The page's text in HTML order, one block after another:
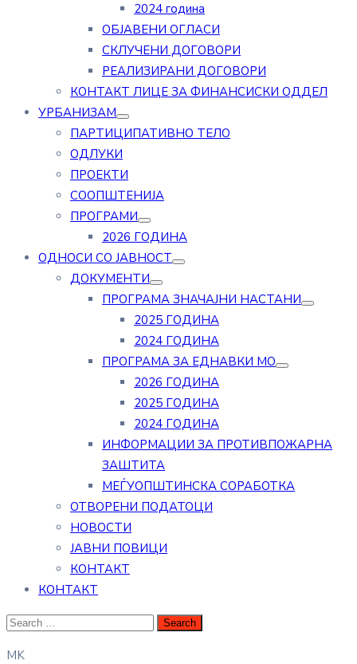
2024 година
ОБЈАВЕНИ ОГЛАСИ
СКЛУЧЕНИ ДОГОВОРИ
РЕАЛИЗИРАНИ ДОГОВОРИ
КОНТАКТ ЛИЦЕ ЗА ФИНАНСИСКИ ОДДЕЛ
УРБАНИЗАМ
ПАРТИЦИПАТИВНО ТЕЛО
ОДЛУКИ
ПРОЕКТИ
СООПШТЕНИЈА
ПРОГРАМИ
2026 ГОДИНА
ОДНОСИ СО ЈАВНОСТ
ДОКУМЕНТИ
ПРОГРАМА ЗНАЧАЈНИ НАСТАНИ
2025 ГОДИНА
2024 ГОДИНА
ПРОГРАМА ЗА ЕДНАВКИ МО
2026 ГОДИНА
2025 ГОДИНА
2024 ГОДИНА
ИНФОРМАЦИИ ЗА ПРОТИВПОЖАРНА
ЗАШТИТА
МЕЃУОПШТИНСКА СОРАБОТКА
ОТВОРЕНИ ПОДАТОЦИ
НОВОСТИ
ЈАВНИ ПОВИЦИ
КОНТАКТ
КОНТАКТ
MK